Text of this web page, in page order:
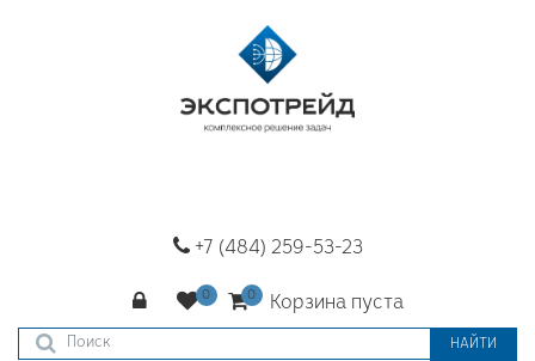
+7 (484) 259-53-23
Корзина пуста
НАЙТИ